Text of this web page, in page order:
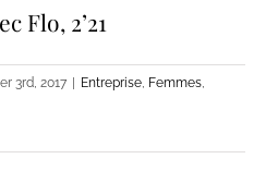
Flo, 2’21
3rd, 2017 | Entreprise Femmes